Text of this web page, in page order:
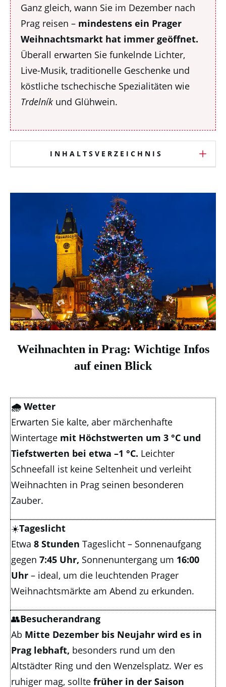
Ganz gleich, wann Sie im Dezember nach
Prag reisen – mindestens ein Prager
Weihnachtsmarkt hat immer geöffnet.
Überall erwarten Sie funkelnde Lichter,
Live-Musik, traditionelle Geschenke und
köstliche tschechische Spezialitäten wie
Trdelník und Glühwein.
INHALTSVERZEICHNIS
Weihnachten in Prag: Wichtige Infos
auf einen Blick
🌧️ Wetter
Erwarten Sie kalte, aber märchenhafte
Wintertage mit Höchstwerten um 3 °C und
Tiefstwerten bei etwa –1 °C. Leichter
Schneefall ist keine Seltenheit und verleiht
Weihnachten in Prag seinen besonderen
Zauber.
☀️Tageslicht
Etwa 8 Stunden Tageslicht – Sonnenaufgang
gegen 7:45 Uhr, Sonnenuntergang um 16:00
Uhr – ideal, um die leuchtenden Prager
Weihnachtsmärkte am Abend zu erkunden.
👥Besucherandrang
Ab Mitte Dezember bis Neujahr wird es in
Prag lebhaft, besonders rund um den
Altstädter Ring und den Wenzelsplatz. Wer es
ruhiger mag, sollte früher in der Saison